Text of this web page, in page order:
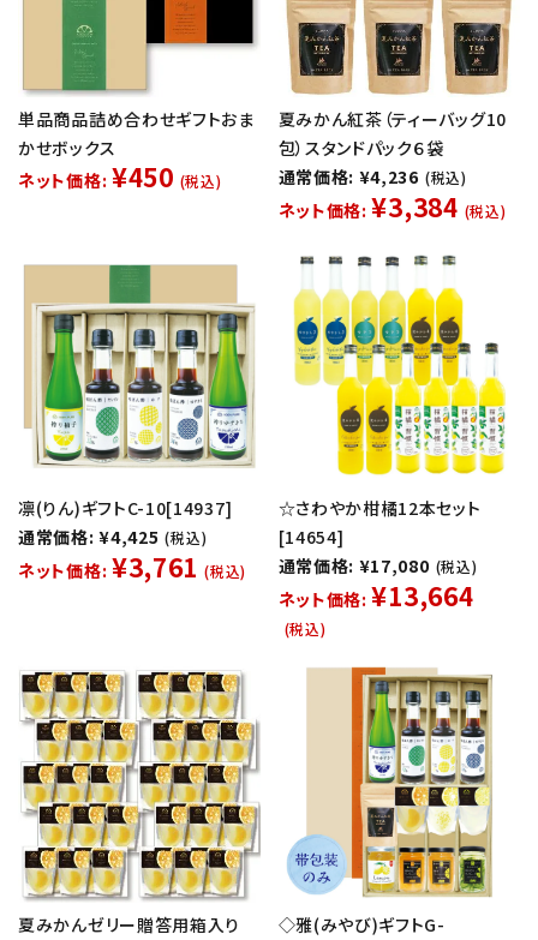
単品商品詰め合わせギフトおま
かせボックス
ネット価格: ¥450 (税込)
夏みかん紅茶（ティーバッグ10
包）スタンドパック６袋
通常価格: ¥4,236 (税込)
ネット価格: ¥3,384 (税込)
凛(りん)ギフトC-10[14937]
通常価格: ¥4,425 (税込)
ネット価格: ¥3,761 (税込)
☆さわやか柑橘12本セット
[14654]
通常価格: ¥17,080 (税込)
ネット価格: ¥13,664
(税込)
夏みかんゼリー贈答用箱入り
◇雅(みやび)ギフトG-